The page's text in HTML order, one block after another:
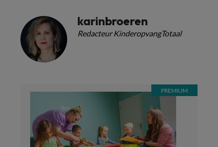
karinbroeren
Redacteur KinderopvangTotaal